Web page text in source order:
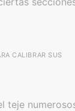
CALIBRAR SUS
teje